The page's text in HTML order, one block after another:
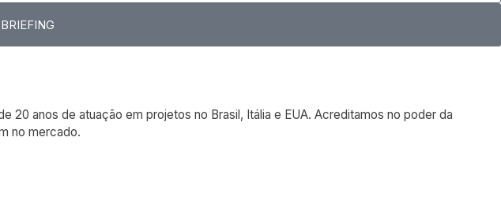
20 anos de atuação em projetos no Brasil, Itália e EUA. Acreditamos no poder da
no mercado.